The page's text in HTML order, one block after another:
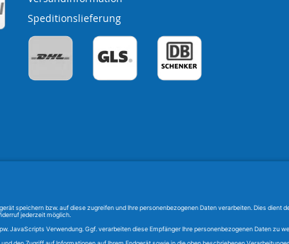
Speditionslieferung
gilt nur für Privatkunden
Werktagen (Montag - Freitag)
bezeichnet das Verhältnis von aktuellen Preisen zu